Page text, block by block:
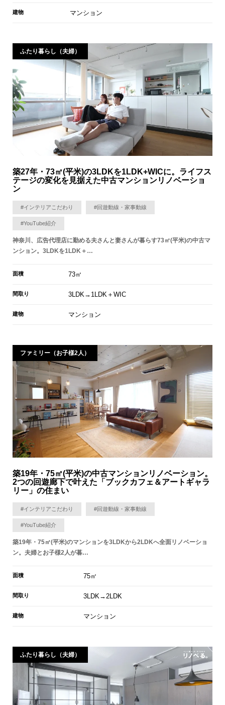
建物 マンション
ふたり暮らし（夫婦）
築27年・73㎡(平米)の3LDKを1LDK+WICに。ライフス
テージの変化を見据えた中古マンションリノベーショ
ン
#インテリアこだわり #回遊動線・家事動線
#YouTube紹介
神奈川、広告代理店に勤める夫さんと妻さんが暮らす73㎡(平米)の中古マ
ンション。3LDKを1LDK＋…
面積 73㎡
間取り 3LDK→1LDK＋WIC
建物 マンション
ファミリー（お子様2人）
築19年・75㎡(平米)の中古マンションリノベーション。
2つの回遊廊下で叶えた「ブックカフェ＆アートギャラ
リー」の住まい
#インテリアこだわり #回遊動線・家事動線
#YouTube紹介
築19年・75㎡(平米)のマンションを3LDKから2LDKへ全面リノベーショ
ン。夫婦とお子様2人が暮…
面積 75㎡
間取り 3LDK→2LDK
建物 マンション
ふたり暮らし（夫婦）